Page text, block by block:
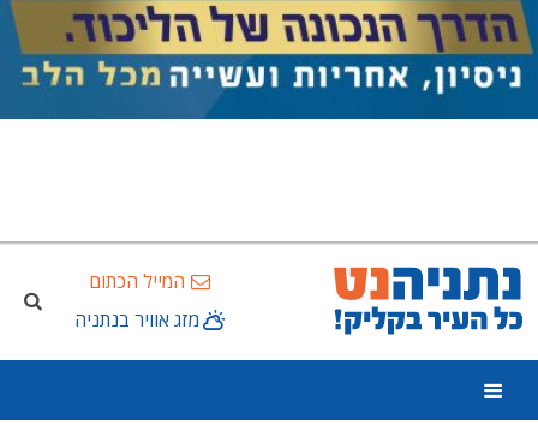
המייל הכתום
מזג אוויר בנתניה